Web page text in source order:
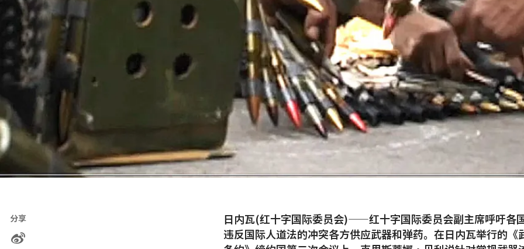
分享
日内瓦(红十字国际委员会)——红十字国际委员会副主席呼吁各
违反国际人道法的冲突各方供应武器和弹药。在日内瓦举行的《